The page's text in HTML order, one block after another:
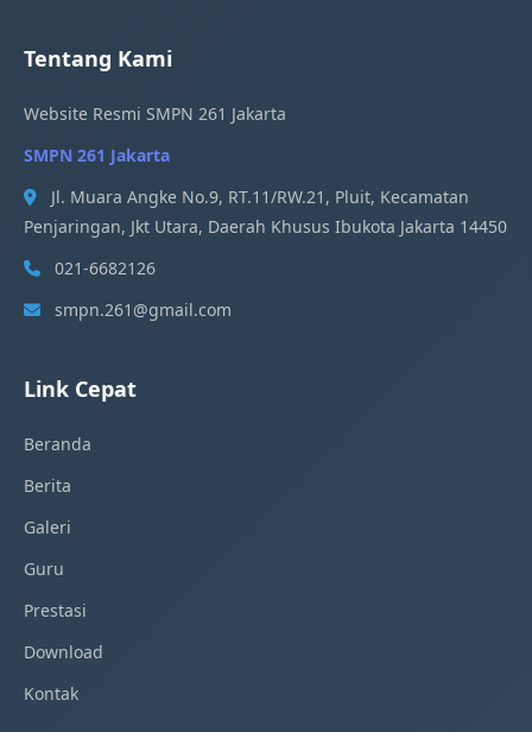
Tentang Kami
Website Resmi SMPN 261 Jakarta
SMPN 261 Jakarta
Jl. Muara Angke No.9, RT.11/RW.21, Pluit, Kecamatan
Penjaringan, Jkt Utara, Daerah Khusus Ibukota Jakarta 14450
021-6682126
smpn.261@gmail.com
Link Cepat
Beranda
Berita
Galeri
Guru
Prestasi
Download
Kontak